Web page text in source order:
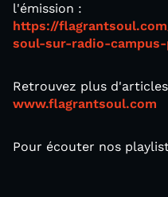
l'émission :
https://
soul-sur-radio-
Retrouvez plus
www.flagrantsoul.com
Pour écouter nos